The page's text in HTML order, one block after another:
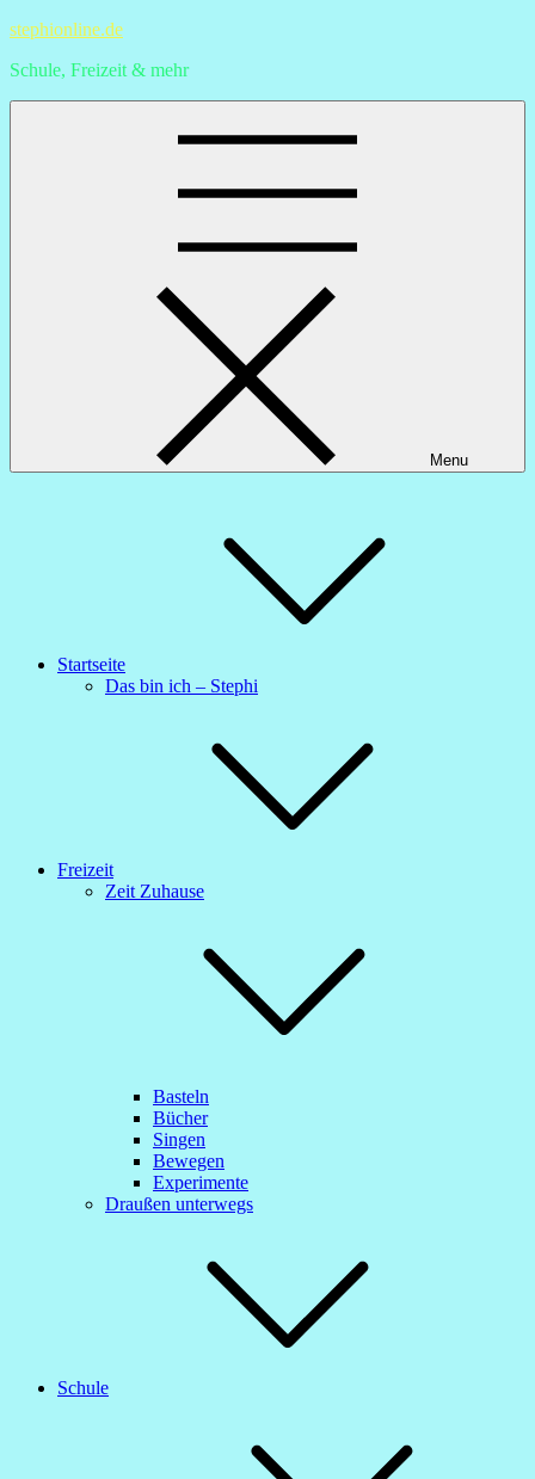
Skip
content
stephionline.de
Schule, Freizeit & mehr
Menu
Startseite
Das bin ich – Stephi
Freizeit
Zeit Zuhause
Basteln
Bücher
Singen
Bewegen
Experimente
Draußen unterwegs
Schule